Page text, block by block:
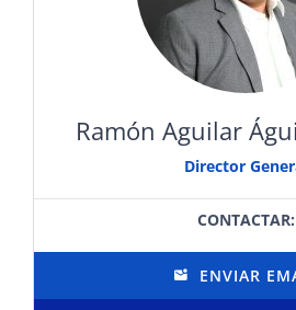
INICIAR SESIÓN
Ramón Aguilar
Director
CONTACTAR:
ENVIAR